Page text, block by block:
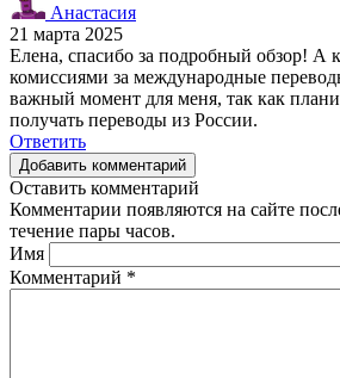
Анастасия
21 марта 2025
Елена, спасибо за подробный обзор! А
комиссиями за международные
важный момент для меня, так как
получать переводы из России.
Ответить
Добавить комментарий
Оставить комментарий
Комментарии появляются на сайте
течение пары часов.
Имя
Комментарий *